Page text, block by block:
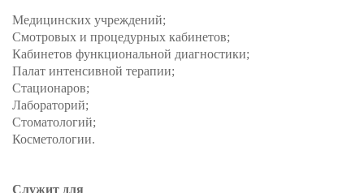
Медицинских учреждений;
Смотровых и процедурных кабинетов;
Кабинетов функциональной диагностики;
Палат интенсивной терапии;
Стационаров;
Лабораторий;
Стоматологий;
Косметологии.
Служит для